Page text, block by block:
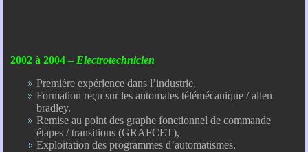
2002 à 2004 –Electrotechnicien
Première expérience dans l’industrie,
Formation reçu sur les automates télémécanique / allen
bradley.
Remise au point des graphe fonctionnel de commande
étapes / transitions (GRAFCET),
Exploitation des programmes d’automatismes,